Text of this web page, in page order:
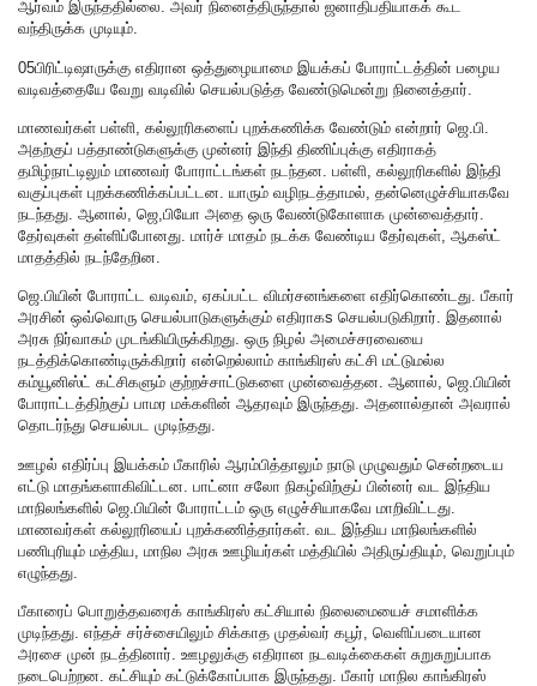
ஆர்வம் இருந்ததில்லை. அவர் நினைத்திருந்தால் ஜனாதிபதியாகக் கூட
வந்திருக்க முடியும்.
05பிரிட்டிஷாருக்கு எதிரான ஒத்துழையாமை இயக்கப் போராட்டத்தின் பழைய
வடிவத்தையே வேறு வடிவில் செயல்படுத்த வேண்டுமென்று நினைத்தார்.
மாணவர்கள் பள்ளி, கல்லூரிகளைப் புறக்கணிக்க வேண்டும் என்றார் ஜெ.பி.
அதற்குப் பத்தாண்டுகளுக்கு முன்னர் இந்தி திணிப்புக்கு எதிராகத்
தமிழ்நாட்டிலும் மாணவர் போராட்டங்கள் நடந்தன. பள்ளி, கல்லூரிகளில் இந்தி
வகுப்புகள் புறக்கணிக்கப்பட்டன. யாரும் வழிநடத்தாமல், தன்னெழுச்சியாகவே
நடந்தது. ஆனால், ஜெ,பியோ அதை ஒரு வேண்டுகோளாக முன்வைத்தார்.
தேர்வுகள் தள்ளிப்போனது. மார்ச் மாதம் நடக்க வேண்டிய தேர்வுகள், ஆகஸ்ட்
மாதத்தில் நடந்தேறின.
ஜெ.பியின் போராட்ட வடிவம், ஏகப்பட்ட விமர்சனங்களை எதிர்கொண்டது. பீகார்
அரசின் ஒவ்வொரு செயல்பாடுகளுக்கும் எதிராகs செயல்படுகிறார். இதனால்
அரசு நிர்வாகம் முடங்கியிருக்கிறது. ஒரு நிழல் அமைச்சரவையை
நடத்திக்கொண்டிருக்கிறார் என்றெல்லாம் காங்கிரஸ் கட்சி மட்டுமல்ல
கம்யூனிஸ்ட் கட்சிகளும் குற்றச்சாட்டுகளை முன்வைத்தன. ஆனால், ஜெ.பியின்
போராட்டத்திற்குப் பாமர மக்களின் ஆதரவும் இருந்தது. அதனால்தான் அவரால்
தொடர்ந்து செயல்பட முடிந்தது.
ஊழல் எதிர்ப்பு இயக்கம் பீகாரில் ஆரம்பித்தாலும் நாடு முழுவதும் சென்றடைய
எட்டு மாதங்களாகிவிட்டன. பாட்னா சலோ நிகழ்விற்குப் பின்னர் வட இந்திய
மாநிலங்களில் ஜெ.பியின் போராட்டம் ஒரு எழுச்சியாகவே மாறிவிட்டது.
மாணவர்கள் கல்லூரியைப் புறக்கணித்தார்கள். வட இந்திய மாநிலங்களில்
பணிபுரியும் மத்திய, மாநில அரசு ஊழியர்கள் மத்தியில் அதிருப்தியும், வெறுப்பும்
எழுந்தது.
பீகாரைப் பொறுத்தவரைக் காங்கிரஸ் கட்சியால் நிலைமையைச் சமாளிக்க
முடிந்தது. எந்தச் சர்ச்சையிலும் சிக்காத முதல்வர் கபூர், வெளிப்படையான
அரசை முன் நடத்தினார். ஊழலுக்கு எதிரான நடவடிக்கைகள் சுறுசுறுப்பாக
நடைபெற்றன. கட்சியும் கட்டுக்கோப்பாக இருந்தது. பீகார் மாநில காங்கிரஸ்